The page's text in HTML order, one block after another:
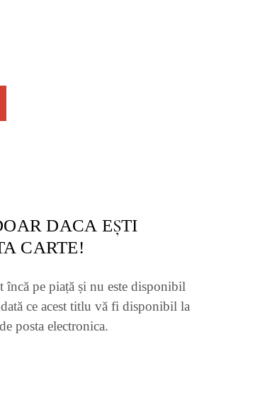
DACA EȘTI
CARTE!
încă pe piață și nu este disponibil
ce acest titlu vă fi disponibil la
posta electronica.